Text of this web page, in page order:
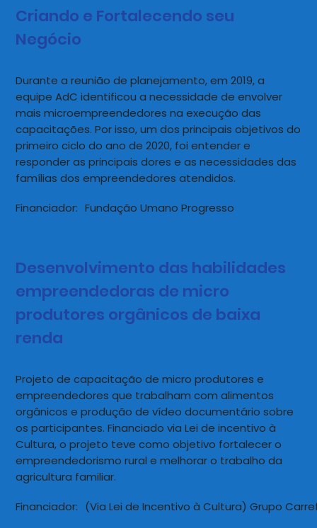
Criando e Fortalecendo seu
Negócio
Durante a reunião de planejamento, em 2019, a
equipe AdC identificou a necessidade de envolver
mais microempreendedores na execução das
capacitações. Por isso, um dos principais objetivos do
primeiro ciclo do ano de 2020, foi entender e
responder as principais dores e as necessidades das
famílias dos empreendedores atendidos.
Fundação Umano Progresso
Financiador:
Desenvolvimento das habilidades
empreendedoras de micro
produtores orgânicos de baixa
renda
Projeto de capacitação de micro produtores e
empreendedores que trabalham com alimentos
orgânicos e produção de vídeo documentário sobre
os participantes. Financiado via Lei de incentivo à
Cultura, o projeto teve como objetivo fortalecer o
empreendedorismo rural e melhorar o trabalho da
agricultura familiar.
(Via Lei de Incentivo à Cultura) Grupo
Financiador: